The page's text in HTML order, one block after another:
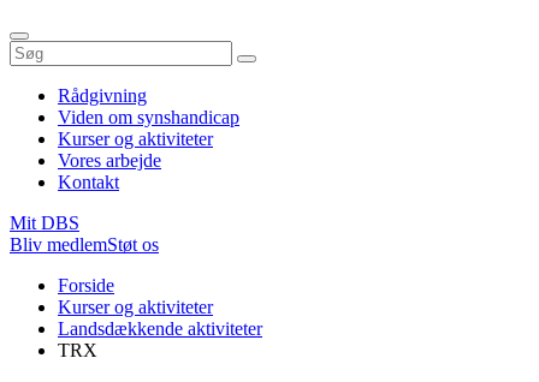
Rådgivning
Viden om synshandicap
Kurser og aktiviteter
Vores arbejde
Kontakt
Mit DBS
Bliv medlemStøt os
Forside
Kurser og aktiviteter
Landsdækkende aktiviteter
TRX